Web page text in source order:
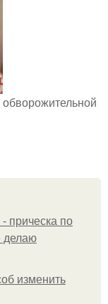
прическа по
делаю
изменить